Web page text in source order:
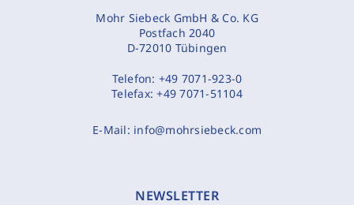
Mohr Siebeck GmbH & Co. KG
Postfach 2040
D-72010 Tübingen
Telefon: +49 7071-923-0
Telefax:+49 7071-51104
E-Mail: info@mohrsiebeck.com
NEWSLETTER